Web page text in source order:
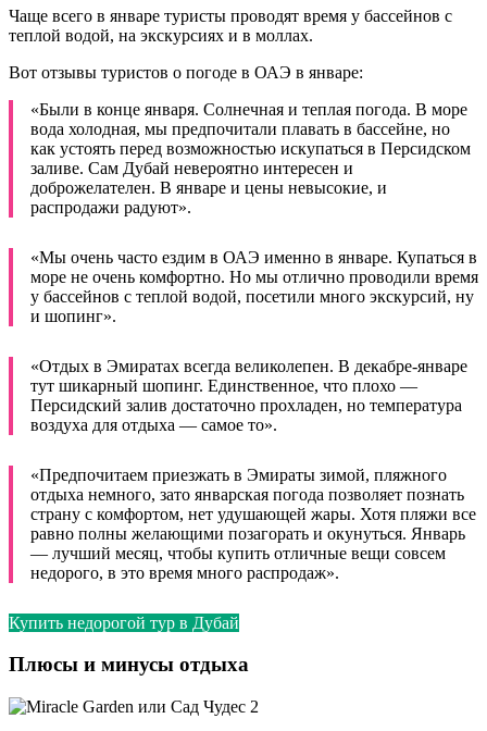
Чаще всего в январе туристы проводят время у бассейнов с
теплой водой, на экскурсиях и в моллах.
Вот отзывы туристов о погоде в ОАЭ в январе:
«Были в конце января. Солнечная и теплая погода. В море
вода холодная, мы предпочитали плавать в бассейне, но
как устоять перед возможностью искупаться в Персидском
заливе. Сам Дубай невероятно интересен и
доброжелателен. В январе и цены невысокие, и
распродажи радуют».
«Мы очень часто ездим в ОАЭ именно в январе. Купаться в
море не очень комфортно. Но мы отлично проводили время
у бассейнов с теплой водой, посетили много экскурсий, ну
и шопинг».
«Отдых в Эмиратах всегда великолепен. В декабре-январе
тут шикарный шопинг. Единственное, что плохо —
Персидский залив достаточно прохладен, но температура
воздуха для отдыха — самое то».
«Предпочитаем приезжать в Эмираты зимой, пляжного
отдыха немного, зато январская погода позволяет познать
страну с комфортом, нет удушающей жары. Хотя пляжи все
равно полны желающими позагорать и окунуться. Январь
— лучший месяц, чтобы купить отличные вещи совсем
недорого, в это время много распродаж».
Купить недорогой тур в Дубай
Плюсы и минусы отдыха